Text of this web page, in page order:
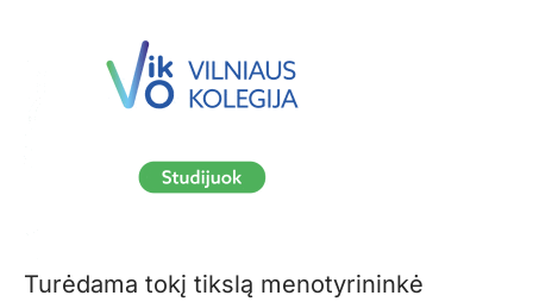
Turėdama tokį tikslą menotyrininkė